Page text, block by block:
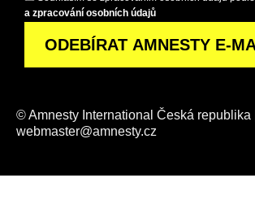
a zpracování osobních údajů
© Amnesty International Česká republika |
webmaster@amnesty.cz